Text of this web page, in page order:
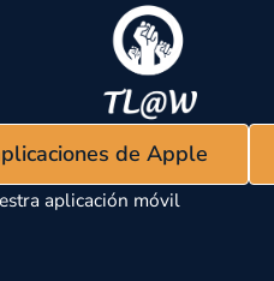
de Apple
aplicación móvil